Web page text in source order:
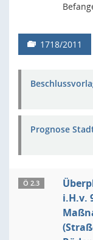
1718/2011
Prognose
Ö 2.3
i.H.v.